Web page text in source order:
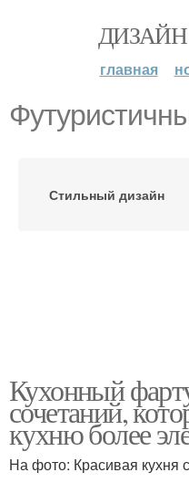
ДИЗАЙН
главная
Стильный дизайн
Кухонный
сочетаний,
кухню более
На фото: Красивая кухня